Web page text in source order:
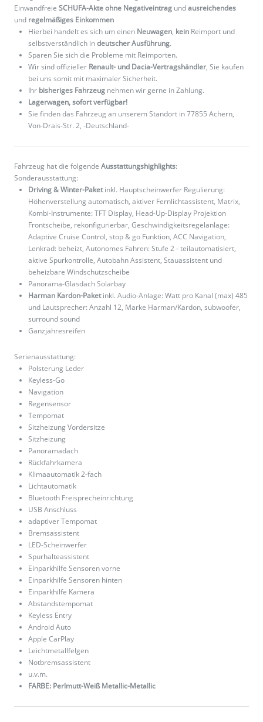
Einwandfreie SCHUFA-Akte ohne Negativeintrag undausreichendes
und regelmäßiges Einkommen
Hierbei handelt es sich um einen Neuwagen, kein Reimport und
selbstverständlich indeutscher Ausführung.
Sparen Sie sich die Probleme mit Reimporten.
Wir sind offizieller Renault- und Dacia-Vertragshändler, Sie kaufen
bei uns somit mit maximaler Sicherheit.
Ihr bisheriges Fahrzeug nehmen wir gerne in Zahlung.
Lagerwagen, sofort verfügbar!
Sie finden das Fahrzeug an unserem Standort in 77855 Achern,
Von-Drais-Str. 2, -Deutschland-
Fahrzeug hat die folgende Ausstattungshighlights:
Sonderausstattung:
Driving & Winter-Paketinkl. Hauptscheinwerfer Regulierung:
Höhenverstellung automatisch, aktiver Fernlichtassistent, Matrix,
Kombi-Instrumente: TFT Display, Head-Up-Display Projektion
Frontscheibe, rekonfigurierbar, Geschwindigkeitsregelanlage:
Adaptive Cruise Control, stop & go Funktion, ACC Navigation,
Lenkrad: beheizt, Autonomes Fahren: Stufe 2 - teilautomatisiert,
aktive Spurkontrolle, Autobahn Assistent, Stauassistent und
beheizbare Windschutzscheibe
Panorama-Glasdach Solarbay
Harman Kardon-Paketinkl. Audio-Anlage: Watt pro Kanal (max) 485
und Lautsprecher: Anzahl 12, Marke Harman/Kardon, subwoofer,
surround sound
Ganzjahresreifen
Serienausstattung:
Polsterung Leder
Keyless-Go
Navigation
Regensensor
Tempomat
Sitzheizung Vordersitze
Sitzheizung
Panoramadach
Rückfahrkamera
Klimaautomatik 2-fach
Lichtautomatik
Bluetooth Freisprecheinrichtung
USB Anschluss
adaptiver Tempomat
Bremsassistent
LED-Scheinwerfer
Spurhalteassistent
Einparkhilfe Sensoren vorne
Einparkhilfe Sensoren hinten
Einparkhilfe Kamera
Abstandstempomat
Keyless Entry
Android Auto
Apple CarPlay
Leichtmetallfelgen
Notbremsassistent
u.v.m.
FARBE: Perlmutt-Weiß Metallic-Metallic